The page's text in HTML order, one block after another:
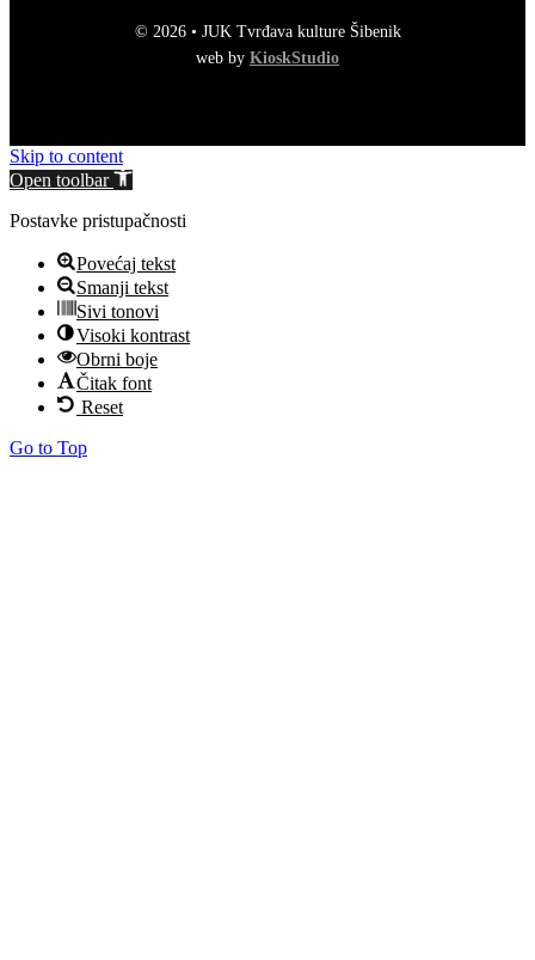
© 2026 • JUK Tvrđava kulture Šibenik
web by KioskStudio
Skip to content
Open toolbar
Postavke pristupačnosti
Povećaj tekst
Smanji tekst
Sivi tonovi
Visoki kontrast
Obrni boje
Čitak font
Reset
Go to Top